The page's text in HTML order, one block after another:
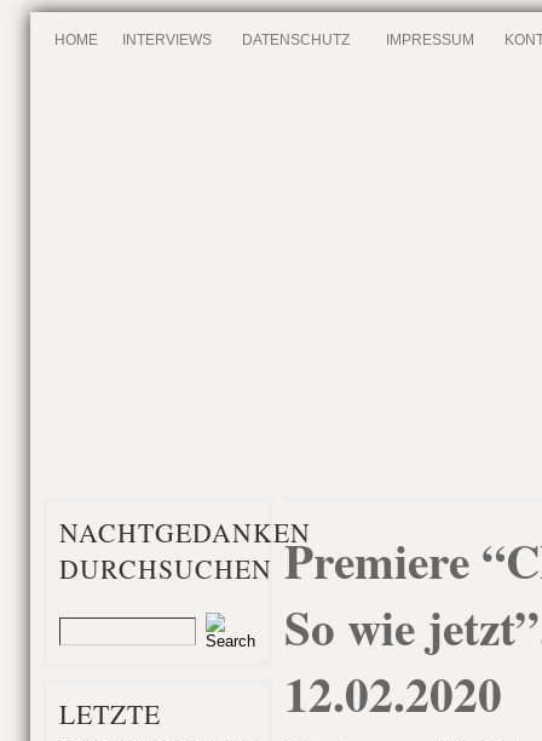
HOME INTERVIEWS DATENSCHUTZ IMPRESSUM
NACHTGEDANKEN
DURCHSUCHEN
LETZTE
Premiere
So wie
12.02.2020